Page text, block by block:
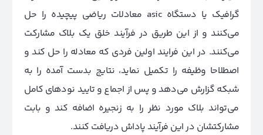
گرافیک یا دستگاه asic معادلات ریاضی پیچیده را حل
می‌کنند و از این طریق در فرآیند خلق یک بلاک مشارکت
می‌کنند. در این فرایند اولین فردی که معادله را حل کند و
اصطلاحا وظیفه را تکمیل نماید، نتایج بدست آمده را به
شبکه گزارش می‌دهد و پس از اجماع و تایید نودهای کامل
می‌تواند بلاک مورد نظر را به زنجیره اضافه کند و بابت
مشارکتشان در این فرآیند پاداش دریافت کنند.